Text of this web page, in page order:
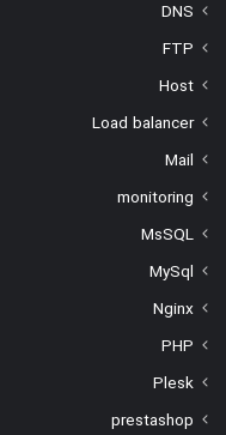
DNS
FTP
Host
Load balancer
Mail
monitoring
MsSQL
MySql
Nginx
PHP
Plesk
prestashop